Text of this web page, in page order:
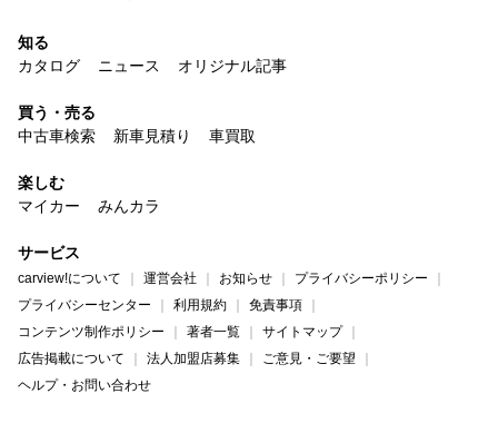
知る
カタログ
ニュース オリジナル記事
買う・売る
中古車検索
新車見積り 車買取
楽しむ
マイカー
みんカラ
サービス
carview!について 運営会社 お知らせ
プライバシーポリシー
プライバシーセンター
利用規約
免責事項
コンテンツ制作ポリシー
著者一覧
サイトマップ
広告掲載について
法人加盟店募集
ご意見・ご要望
ヘルプ・お問い合わせ